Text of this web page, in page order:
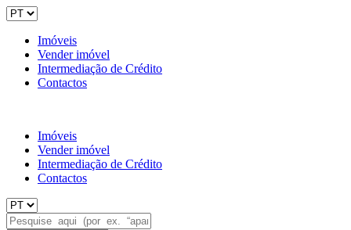
Imóveis
Vender imóvel
Intermediação de Crédito
Contactos
Imóveis
Vender imóvel
Intermediação de Crédito
Contactos